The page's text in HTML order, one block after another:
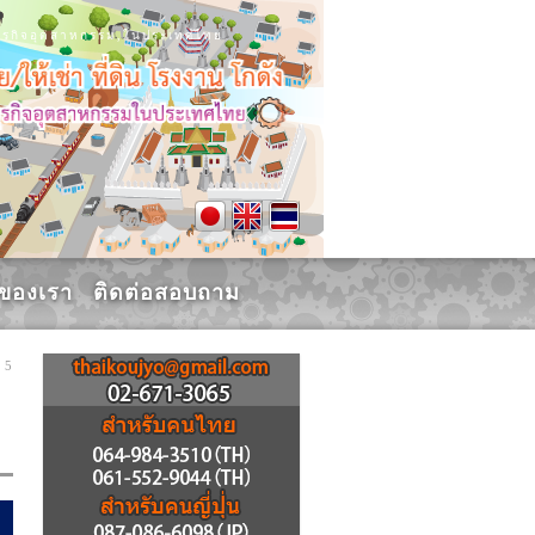
จอุตสาหกรรม,ในประเทศไทย
องเรา ติดต่อสอบถาม